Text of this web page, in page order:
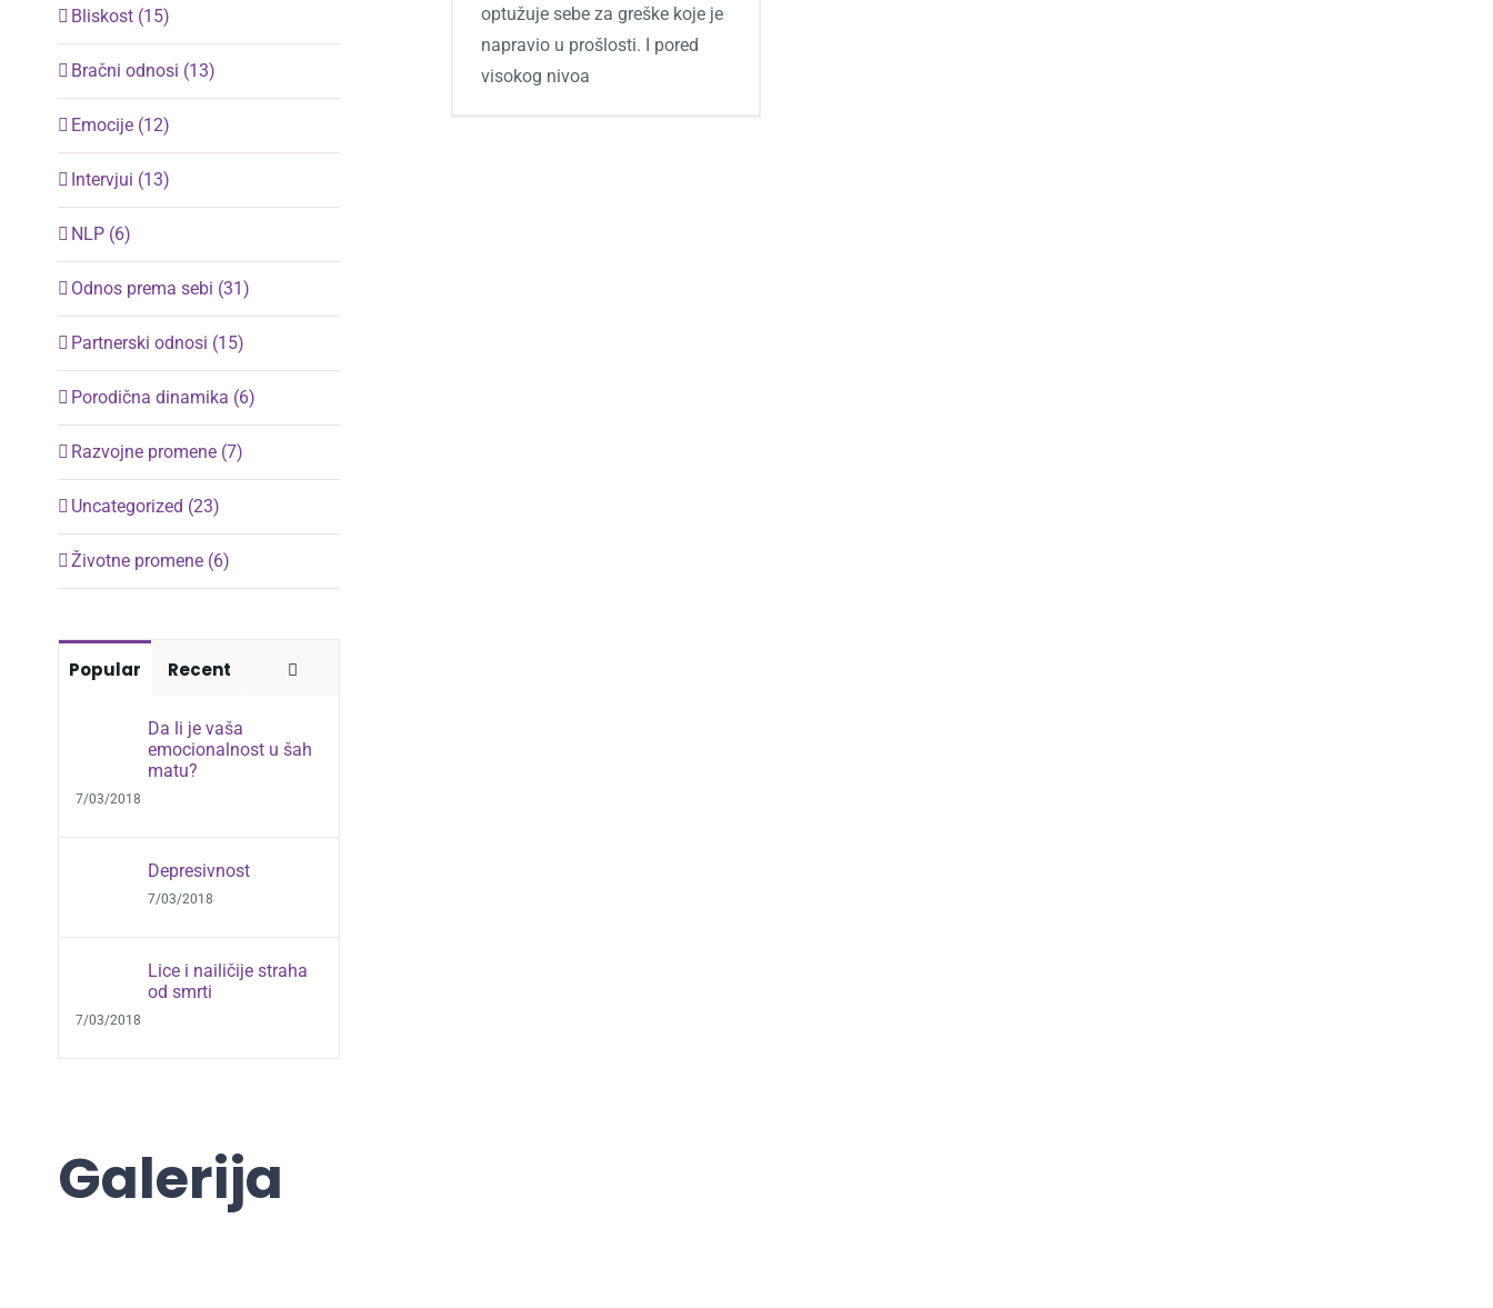
optužuje sebe za greške koje je
napravio u prošlosti. I pored
visokog nivoa
Bliskost (15)
Bračni odnosi (13)
Emocije (12)
Intervjui (13)
NLP (6)
Odnos prema sebi (31)
Partnerski odnosi (15)
Porodična dinamika (6)
Razvojne promene (7)
Uncategorized (23)
Životne promene (6)
Popular Recent
Da li je vaša
emocionalnost u šah
matu?
7/03/2018
Depresivnost
7/03/2018
Lice i nailičije straha
od smrti
7/03/2018
Galerija